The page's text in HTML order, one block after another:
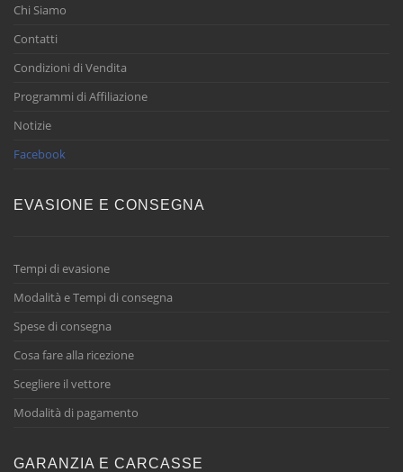
Chi Siamo
Contatti
Condizioni di Vendita
Programmi di Affiliazione
Notizie
Facebook
EVASIONE E CONSEGNA
Tempi di evasione
Modalità e Tempi di consegna
Spese di consegna
Cosa fare alla ricezione
Scegliere il vettore
Modalità di pagamento
GARANZIA E CARCASSE